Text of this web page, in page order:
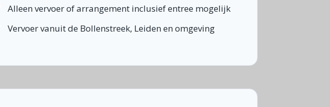
Alleen vervoer of arrangement inclusief entree mogelijk
Vervoer vanuit de Bollenstreek, Leiden en omgeving